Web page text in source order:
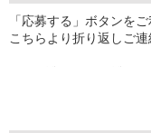
「応募する」ボタンをご
こちらより折り返しご連